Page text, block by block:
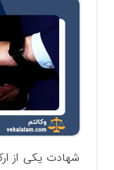
شهادت یکی از